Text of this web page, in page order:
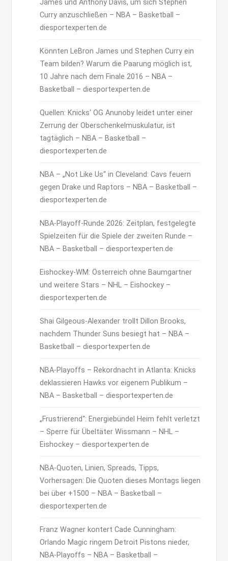
James und Anthony Davis, um sich Stephen
Curry anzuschließen – NBA – Basketball –
diesportexperten.de
Könnten LeBron James und Stephen Curry ein
Team bilden? Warum die Paarung möglich ist,
10 Jahre nach dem Finale 2016 – NBA –
Basketball – diesportexperten.de
Quellen: Knicks‘ OG Anunoby leidet unter einer
Zerrung der Oberschenkelmuskulatur, ist
tagtäglich – NBA – Basketball –
diesportexperten.de
NBA – „Not Like Us“ in Cleveland: Cavs feuern
gegen Drake und Raptors – NBA – Basketball –
diesportexperten.de
NBA-Playoff-Runde 2026: Zeitplan, festgelegte
Spielzeiten für die Spiele der zweiten Runde –
NBA – Basketball – diesportexperten.de
Eishockey-WM: Österreich ohne Baumgartner
und weitere Stars – NHL – Eishockey –
diesportexperten.de
Shai Gilgeous-Alexander trollt Dillon Brooks,
nachdem Thunder Suns besiegt hat – NBA –
Basketball – diesportexperten.de
NBA-Playoffs – Rekordnacht in Atlanta: Knicks
deklassieren Hawks vor eigenem Publikum –
NBA – Basketball – diesportexperten.de
„Frustrierend“: Energiebündel Heim fehlt verletzt
– Sperre für Übeltäter Wissmann – NHL –
Eishockey – diesportexperten.de
NBA-Quoten, Linien, Spreads, Tipps,
Vorhersagen: Die Quoten dieses Montags liegen
bei über +1500 – NBA – Basketball –
diesportexperten.de
Franz Wagner kontert Cade Cunningham:
Orlando Magic ringem Detroit Pistons nieder,
NBA-Playoffs – NBA – Basketball –